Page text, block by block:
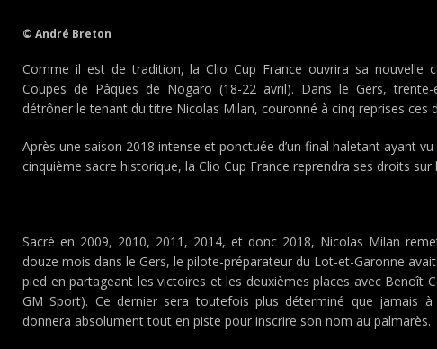
© André Breton
Comme il est de tradition, la Clio Cup France ouvrira sa nouvelle
Coupes de Pâques de Nogaro (18-22 avril). Dans le Gers,
détrôner le tenant du titre Nicolas Milan, couronné à cinq reprises ces
Après une saison 2018 intense et ponctuée d’un final haletant ayant
cinquième sacre historique, la Clio Cup France reprendra ses droits sur
Sacré en 2009, 2010, 2011, 2014, et donc 2018, Nicolas Milan
douze mois dans le Gers, le pilote-préparateur du Lot-et-Garonne
pied en partageant les victoires et les deuxièmes places avec Benoît
GM Sport). Ce dernier sera toutefois plus déterminé que jamais
donnera absolument tout en piste pour inscrire son nom au palmarès.